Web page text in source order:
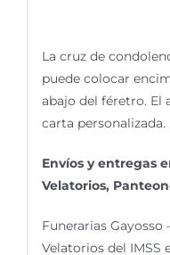
La cruz de
puede colocar
abajo del féretro. El
carta personalizada.
Envíos y entregas
Velatorios,
Funerarias Gayosso
Velatorios del IMSS